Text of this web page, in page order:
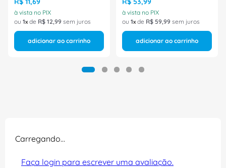
à vista no PIX
ou 1 de R$ 12,99 sem juros
adicionar ao carrinho
à vista no PIX
ou 1 de R$ 59,99 sem juros
adicionar ao carrinho
Carregando…
Faça login para escrever uma avaliação.